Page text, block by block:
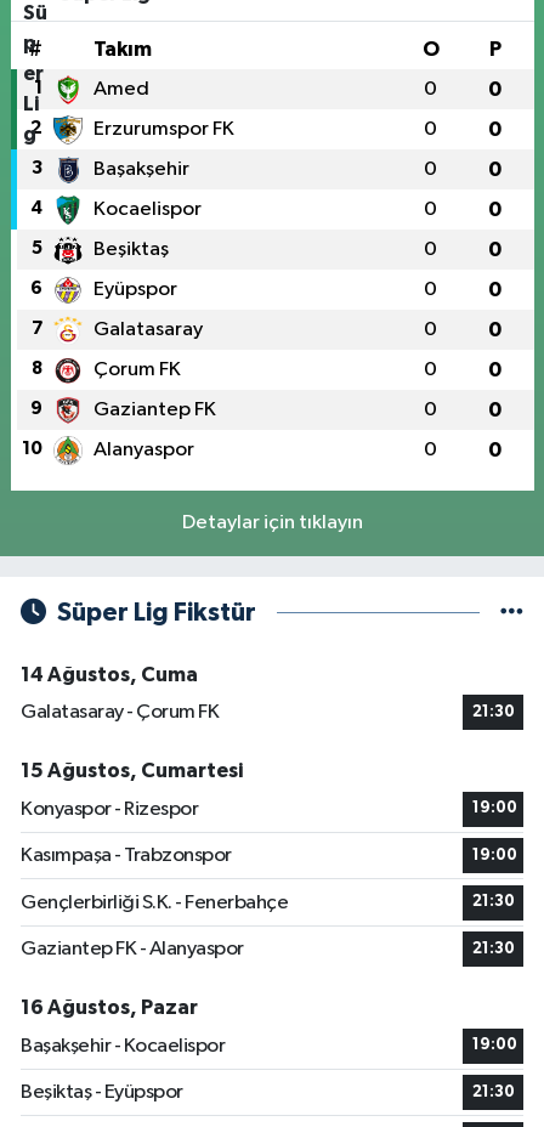
# Takım O P
1 Amed 0 0
2 Erzurumspor FK 0 0
3 Başakşehir 0 0
4 Kocaelispor 0 0
5 Beşiktaş 0 0
6 Eyüpspor 0 0
7 Galatasaray 0 0
8 Çorum FK 0 0
9 Gaziantep FK 0 0
10 Alanyaspor 0 0
Detaylar için tıklayın
Süper Lig Fikstür
14 Ağustos, Cuma
Galatasaray - Çorum FK
21:30
15 Ağustos, Cumartesi
Konyaspor - Rizespor
19:00
Kasımpaşa - Trabzonspor 19:00
Gençlerbirliği S.K. - Fenerbahçe 21:30
Gaziantep FK - Alanyaspor 21:30
16 Ağustos, Pazar
Başakşehir - Kocaelispor
19:00
Beşiktaş - Eyüpspor 21:30